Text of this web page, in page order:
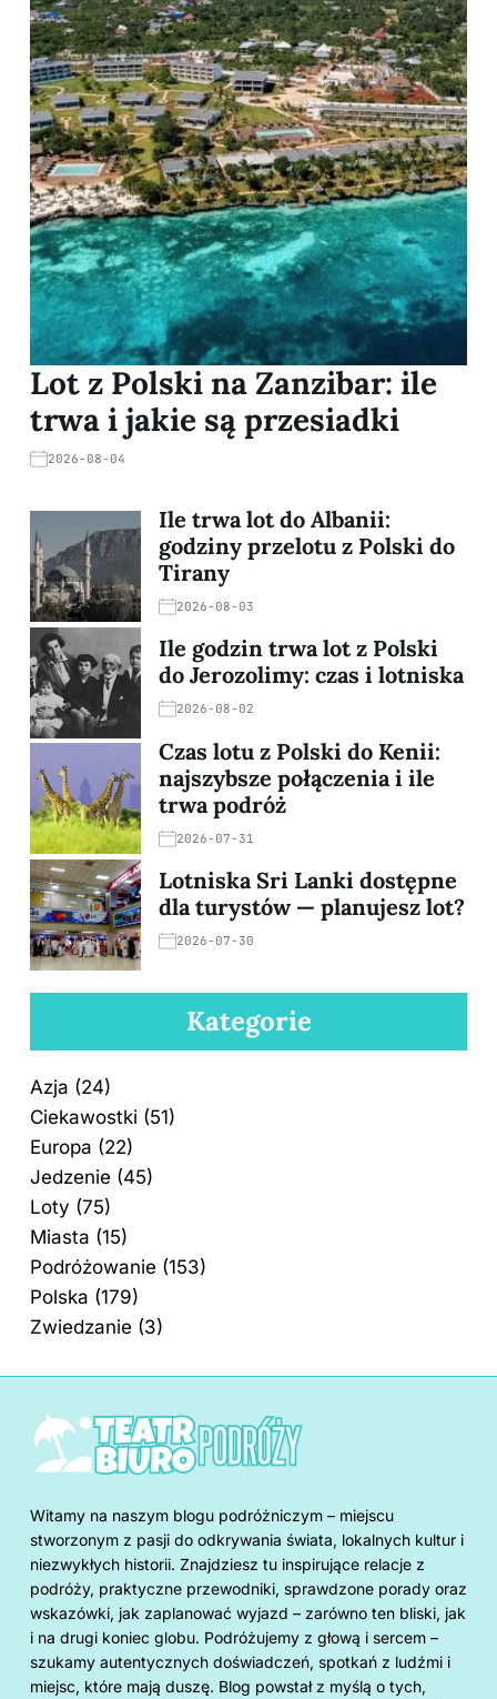
Lot z Polski na Zanzibar: ile
trwa i jakie są przesiadki
2026-08-04
Ile trwa lot do Albanii:
godziny przelotu z Polski do
Tirany
2026-08-03
Ile godzin trwa lot z Polski
do Jerozolimy: czas i lotniska
2026-08-02
Czas lotu z Polski do Kenii:
najszybsze połączenia i ile
trwa podróż
2026-07-31
Lotniska Sri Lanki dostępne
dla turystów — planujesz lot?
2026-07-30
Kategorie
Azja (24)
Ciekawostki (51)
Europa (22)
Jedzenie (45)
Loty (75)
Miasta (15)
Podróżowanie (153)
Polska (179)
Zwiedzanie (3)
Witamy na naszym blogu podróżniczym – miejscu
stworzonym z pasji do odkrywania świata, lokalnych kultur i
niezwykłych historii. Znajdziesz tu inspirujące relacje z
podróży, praktyczne przewodniki, sprawdzone porady oraz
wskazówki, jak zaplanować wyjazd – zarówno ten bliski, jak
i na drugi koniec globu. Podróżujemy z głową i sercem –
szukamy autentycznych doświadczeń, spotkań z ludźmi i
miejsc, które mają duszę. Blog powstał z myślą o tych,